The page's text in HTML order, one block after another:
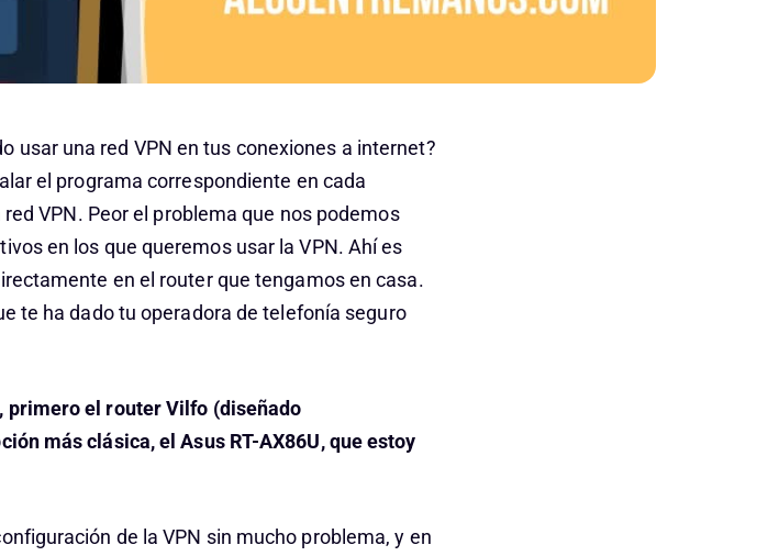
usar una red VPN en tus conexiones a internet?
el programa correspondiente en cada
VPN. Peor el problema que nos podemos
en los que queremos usar la VPN. Ahí es
en el router que tengamos en casa.
te ha dado tu operadora de telefonía seguro
primero el router Vilfo (diseñado
más clásica, el Asus RT-AX86U, que estoy
de la VPN sin mucho problema, y en